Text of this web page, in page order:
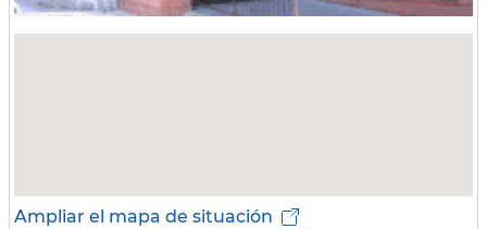
Ampliar el mapa de situación